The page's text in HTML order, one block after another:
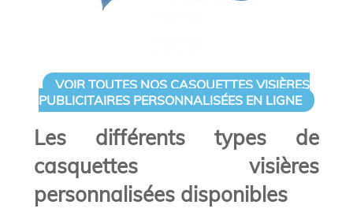
VOIR TOUTES NOS CASQUETTES VISIÈRES
PUBLICITAIRES PERSONNALISÉES EN LIGNE
Les différents types de
casquettes visières
personnalisées disponibles